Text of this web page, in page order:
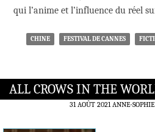
qui l’anime et l’influence du réel
CHINE FESTIVAL DE CANNES
ALL CROWS IN THE
31 AOÛT 2021 ANNE-